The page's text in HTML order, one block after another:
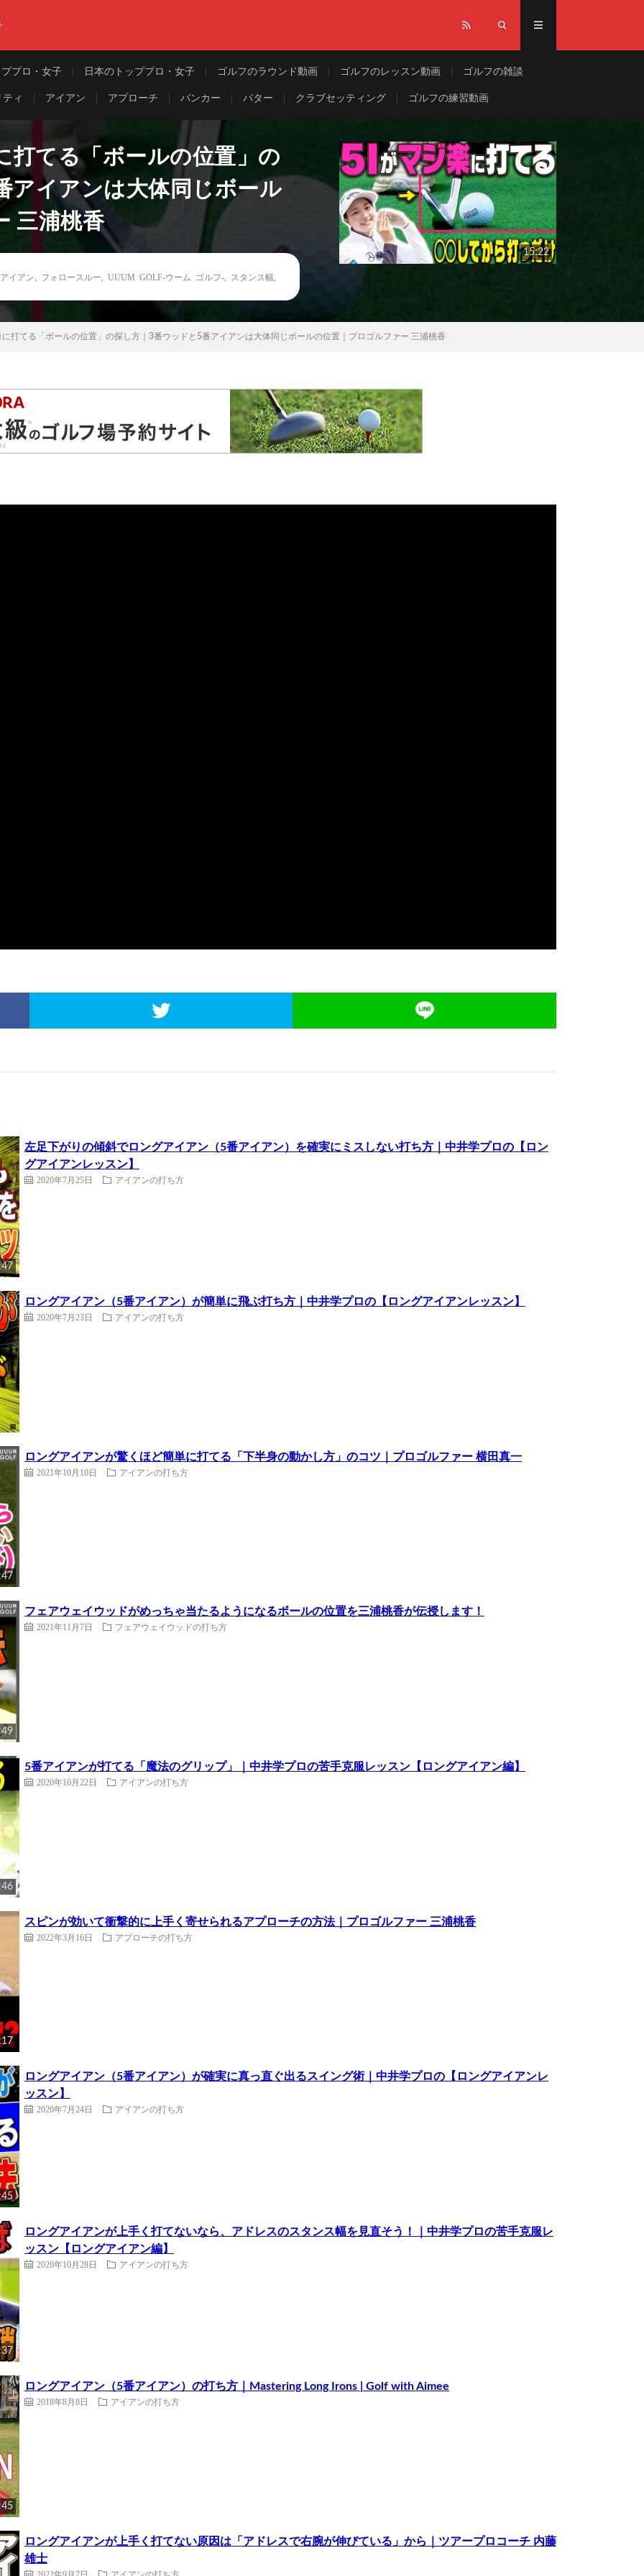
プロ・女子 日本のトッププロ・女子 ゴルフのラウンド動画 ゴルフのレッスン動画 ゴルフの雑談
ィ アイアン アプローチ バンカー パター クラブセッティング ゴルフの練習動画
打てる「ボールの位置」の
アイアンは大体同じボール
三浦桃香
イアン フォロースルー UUUM GOLF-ウーム ゴルフ- スタンス幅
15:22
打てる「ボールの位置」の探し方｜3番ウッドと5番アイアンは大体同じボールの位置｜プロゴルファー 三浦桃香
左足下がりの傾斜でロングアイアン（5番アイアン）を確実にミスしない打ち方｜中井学プロの【ロン
グアイアンレッスン】
2020年7月25日 アイアンの打ち方
ロングアイアン（5番アイアン）が簡単に飛ぶ打ち方｜中井学プロの【ロングアイアンレッスン】
2020年7月23日 アイアンの打ち方
ロングアイアンが驚くほど簡単に打てる「下半身の動かし方」のコツ｜プロゴルファー 横田真一
2021年10月10日 アイアンの打ち方
フェアウェイウッドがめっちゃ当たるようになるボールの位置を三浦桃香が伝授します！
2021年11月7日 フェアウェイウッドの打ち方
5番アイアンが打てる「魔法のグリップ」｜中井学プロの苦手克服レッスン【ロングアイアン編】
2020年10月22日 アイアンの打ち方
スピンが効いて衝撃的に上手く寄せられるアプローチの方法｜プロゴルファー 三浦桃香
2022年3月16日 アプローチの打ち方
ロングアイアン（5番アイアン）が確実に真っ直ぐ出るスイング術｜中井学プロの【ロングアイアンレ
ッスン】
2020年7月24日 アイアンの打ち方
ロングアイアンが上手く打てないなら、アドレスのスタンス幅を見直そう！｜中井学プロの苦手克服レ
ッスン【ロングアイアン編】
2020年10月28日 アイアンの打ち方
ロングアイアン（5番アイアン）の打ち方｜Mastering Long Irons | Golf with Aimee
2018年8月8日 アイアンの打ち方
ロングアイアンが上手く打てない原因は「アドレスで右腕が伸びている」から｜ツアープロコーチ 内藤
雄士
2022年9月7日 アイアンの打ち方